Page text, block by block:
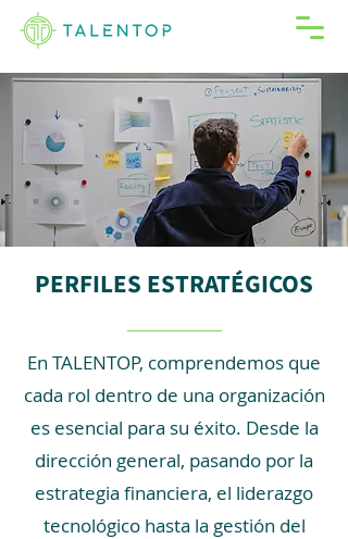
PERFILES ESTRATÉGICOS
En TALENTOP, comprendemos que
cada rol dentro de una organización
es esencial para su éxito. Desde la
dirección general, pasando por la
estrategia financiera, el liderazgo
tecnológico hasta la gestión del